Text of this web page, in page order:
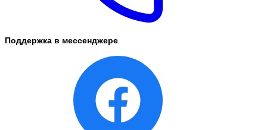
Поддержка в мессенджере